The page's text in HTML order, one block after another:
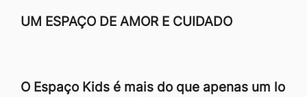
UM ESPAÇO DE AMOR E CUIDADO
O Espaço Kids é mais do que apenas um lo